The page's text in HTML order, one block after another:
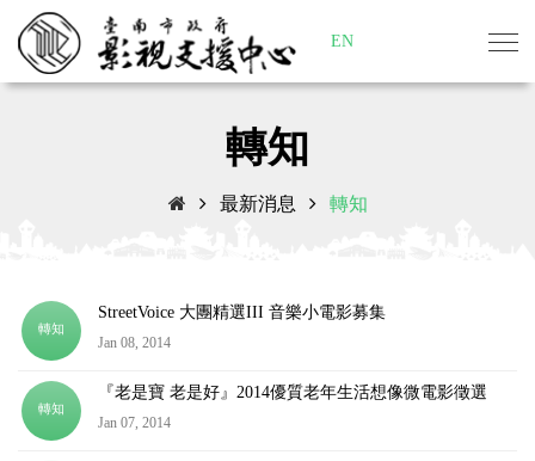
EN
轉知
最新消息 轉知
轉知
StreetVoice 大團精選III 音樂小電影募集
Jan 08, 2014
轉知
『老是寶 老是好』2014優質老年生活想像微電影徵選
Jan 07, 2014